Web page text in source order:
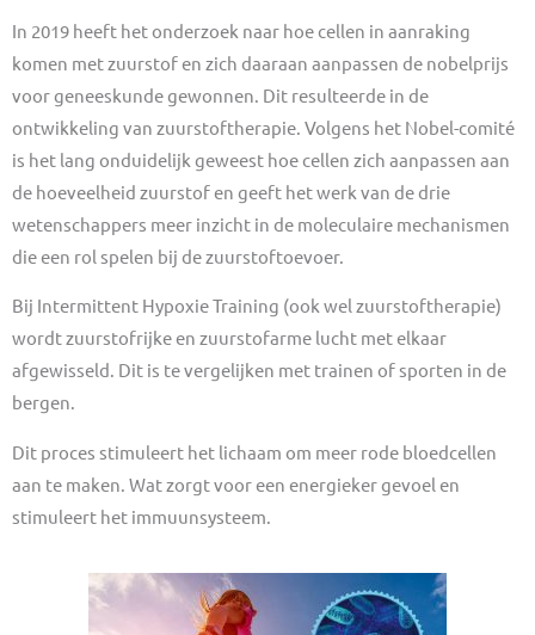
In 2019 heeft het onderzoek naar hoe cellen in aanraking
komen met zuurstof en zich daaraan aanpassen de nobelprijs
voor geneeskunde gewonnen. Dit resulteerde in de
ontwikkeling van zuurstoftherapie. Volgens het Nobel-comité
is het lang onduidelijk geweest hoe cellen zich aanpassen aan
de hoeveelheid zuurstof en geeft het werk van de drie
wetenschappers meer inzicht in de moleculaire mechanismen
die een rol spelen bij de zuurstoftoevoer.
Bij Intermittent Hypoxie Training (ook wel zuurstoftherapie)
wordt zuurstofrijke en zuurstofarme lucht met elkaar
afgewisseld. Dit is te vergelijken met trainen of sporten in de
bergen.
Dit proces stimuleert het lichaam om meer rode bloedcellen
aan te maken. Wat zorgt voor een energieker gevoel en
stimuleert het immuunsysteem.